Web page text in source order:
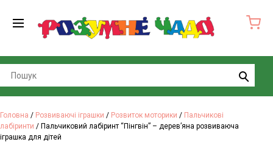
Головна / Розвиваючі іграшки / Розвиток моторики / Пальчикові
лабіринти / Пальчиковий лабіринт “Пінгвін” – дерев’яна розвиваюча
іграшка для дітей